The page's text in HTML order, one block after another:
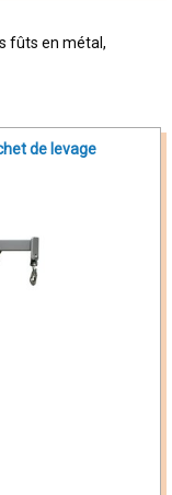
fûts en métal,
de levage